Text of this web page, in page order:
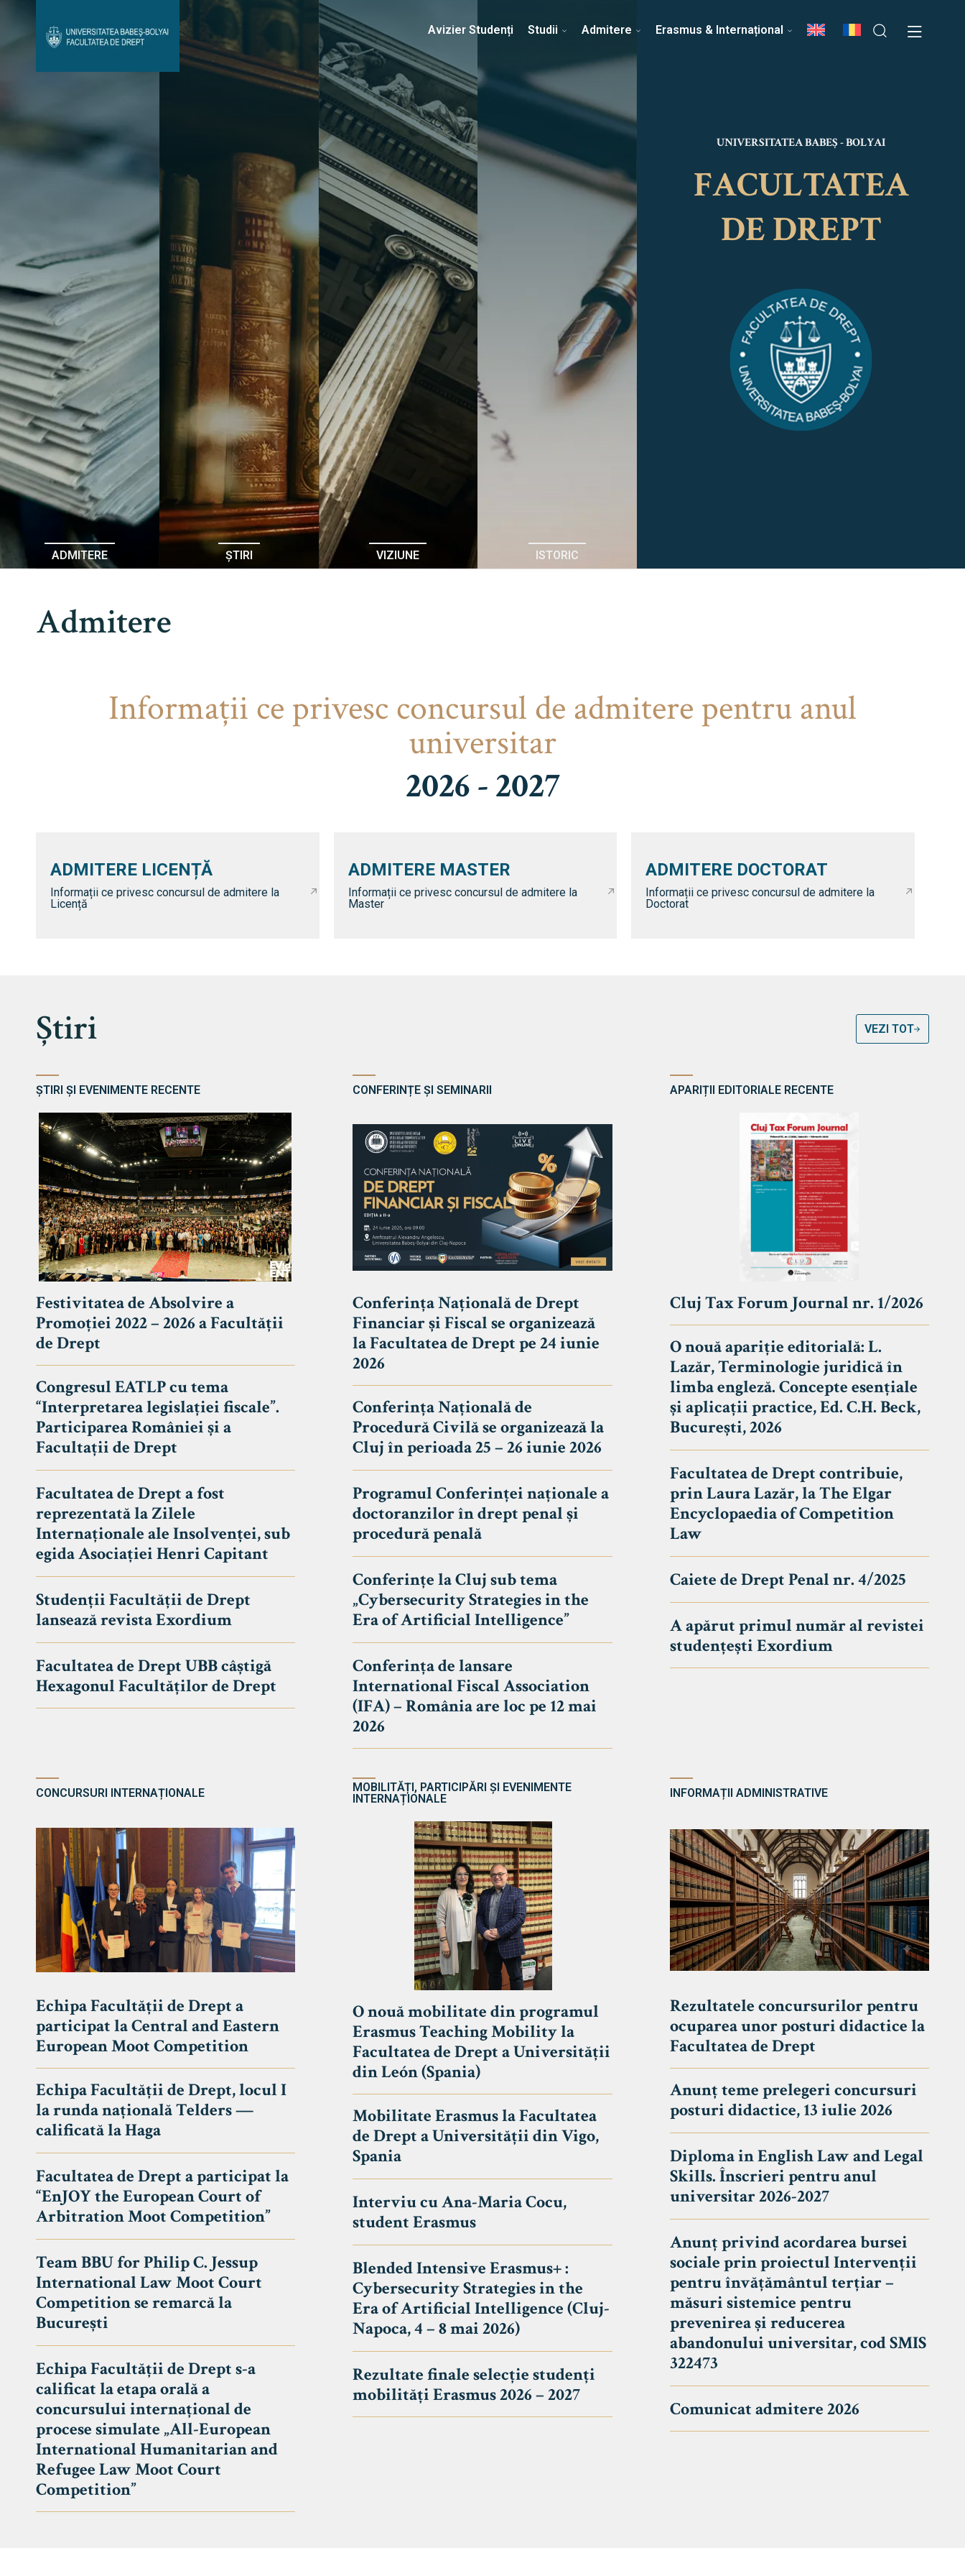
Avizier Studenți Admitere Erasmus & Internațional Despre Facultate Știri Echipa Facultății
Contact
UNIVERSITATEA BABEȘ - BOLYAI
FACULTATEA
DE DREPT
Avizier Studenți
Studii
Admitere
Erasmus & Internațional
Știri
Echipa Facultății
Bibliotecă & Reviste
Avizier Studenți Studii Admitere Erasmus & Internațional
ADMITERE ȘTIRI VIZIUNE ISTORIC
UNIVERSITATEA BABEȘ - BOLYAI
FACULTATEA
DE DREPT
Admitere
Informaţii ce privesc concursul de admitere pentru anul
universitar
2026 - 2027
ADMITERE LICENȚĂ
Informații ce privesc concursul de admitere la
Licență
ADMITERE MASTER
Informații ce privesc concursul de admitere la
Master
ADMITERE DOCTORAT
Informații ce privesc concursul de admitere la
Doctorat
Știri VEZI TOT
ȘTIRI ȘI EVENIMENTE RECENTE
Festivitatea de Absolvire a
Promoției 2022 – 2026 a Facultății
de Drept
Congresul EATLP cu tema
“Interpretarea legislației fiscale”.
Participarea României și a
Facultații de Drept
Facultatea de Drept a fost
reprezentată la Zilele
Internaționale ale Insolvenței, sub
egida Asociației Henri Capitant
Studenții Facultății de Drept
lansează revista Exordium
Facultatea de Drept UBB câștigă
Hexagonul Facultăților de Drept
CONFERINȚE ȘI SEMINARII
Conferința Națională de Drept
Financiar și Fiscal se organizează
la Facultatea de Drept pe 24 iunie
2026
Conferința Națională de
Procedură Civilă se organizează la
Cluj în perioada 25 – 26 iunie 2026
Programul Conferinței naționale a
doctoranzilor în drept penal și
procedură penală
Conferințe la Cluj sub tema
„Cybersecurity Strategies in the
Era of Artificial Intelligence”
Conferința de lansare
International Fiscal Association
(IFA) – România are loc pe 12 mai
2026
APARIȚII EDITORIALE RECENTE
Cluj Tax Forum Journal nr. 1/2026
O nouă apariție editorială: L.
Lazăr, Terminologie juridică în
limba engleză. Concepte esențiale
și aplicații practice, Ed. C.H. Beck,
București, 2026
Facultatea de Drept contribuie,
prin Laura Lazăr, la The Elgar
Encyclopaedia of Competition
Law
Caiete de Drept Penal nr. 4/2025
A apărut primul număr al revistei
studențești Exordium
CONCURSURI INTERNAȚIONALE
Echipa Facultății de Drept a
participat la Central and Eastern
European Moot Competition
Echipa Facultății de Drept, locul I
la runda națională Telders —
calificată la Haga
Facultatea de Drept a participat la
“EnJOY the European Court of
Arbitration Moot Competition”
Team BBU for Philip C. Jessup
International Law Moot Court
Competition se remarcă la
București
Echipa Facultății de Drept s-a
calificat la etapa orală a
concursului internațional de
procese simulate „All-European
International Humanitarian and
Refugee Law Moot Court
Competition”
MOBILITĂȚI, PARTICIPĂRI ȘI EVENIMENTE
INTERNAȚIONALE
O nouă mobilitate din programul
Erasmus Teaching Mobility la
Facultatea de Drept a Universității
din León (Spania)
Mobilitate Erasmus la Facultatea
de Drept a Universității din Vigo,
Spania
Interviu cu Ana-Maria Cocu,
student Erasmus
Blended Intensive Erasmus+ :
Cybersecurity Strategies in the
Era of Artificial Intelligence (Cluj-
Napoca, 4 – 8 mai 2026)
Rezultate finale selecție studenți
mobilități Erasmus 2026 – 2027
INFORMAȚII ADMINISTRATIVE
Rezultatele concursurilor pentru
ocuparea unor posturi didactice la
Facultatea de Drept
Anunț teme prelegeri concursuri
posturi didactice, 13 iulie 2026
Diploma in English Law and Legal
Skills. Înscrieri pentru anul
universitar 2026-2027
Anunț privind acordarea bursei
sociale prin proiectul Intervenții
pentru învățământul terțiar –
măsuri sistemice pentru
prevenirea și reducerea
abandonului universitar, cod SMIS
322473
Comunicat admitere 2026